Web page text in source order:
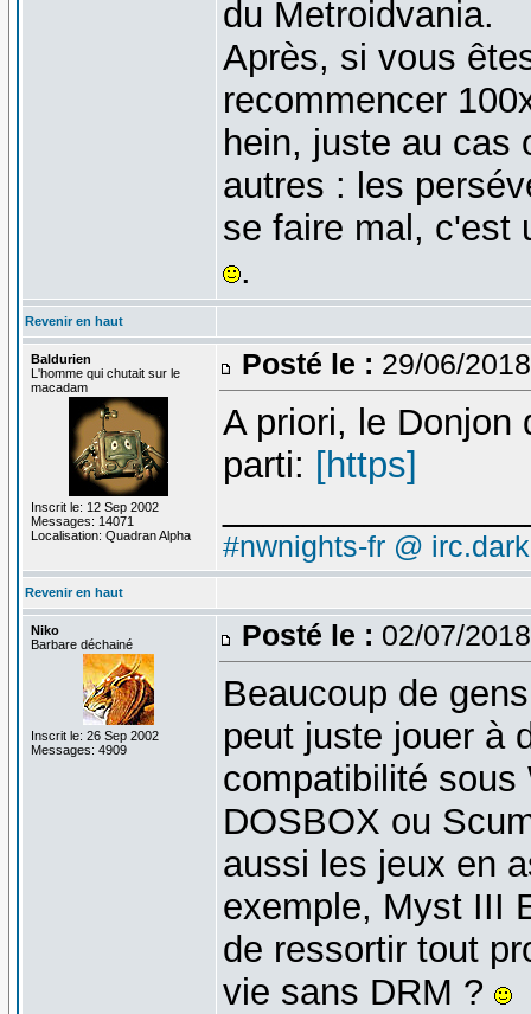
du Metroidvania.
Après, si vous
recommencer
hein, juste au cas
autres : les
se faire mal, c'est
.
Revenir en haut
Baldurien
L'homme qui chutait sur le
macadam
Inscrit le: 12 Sep 2002
Messages: 14071
Localisation: Quadran Alpha
Posté le : 29/06/
A priori, le Donjon
parti: [https]
#nwnights-fr @
Revenir en haut
Niko
Barbare déchainé
Inscrit le: 26 Sep 2002
Messages: 4909
Posté le : 02/07/
Beaucoup de
peut juste jouer à
compatibilité sous
DOSBOX ou
aussi les jeux en
exemple, Myst III
de ressortir tout
vie sans DRM ?